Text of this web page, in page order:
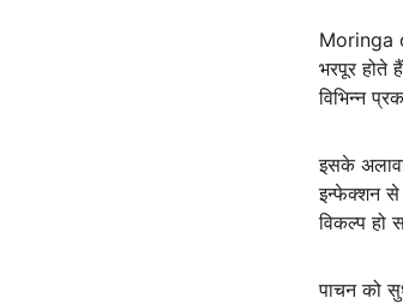
Moringa
भरपूर होते
विभिन्न
इसके
इन्फेक्शन से
विकल्प हो
पाचन को